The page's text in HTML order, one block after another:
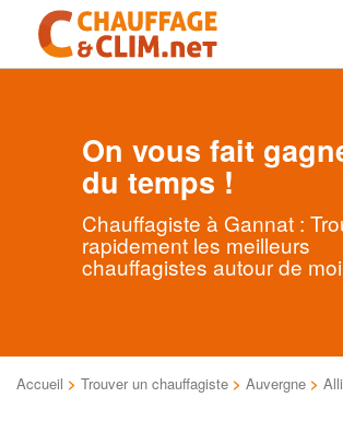
On vous fait
du temps !
Chauffagiste à Gannat :
rapidement les meilleurs
chauffagistes autour de moi
Accueil > Trouver un chauffagiste > Auvergne >